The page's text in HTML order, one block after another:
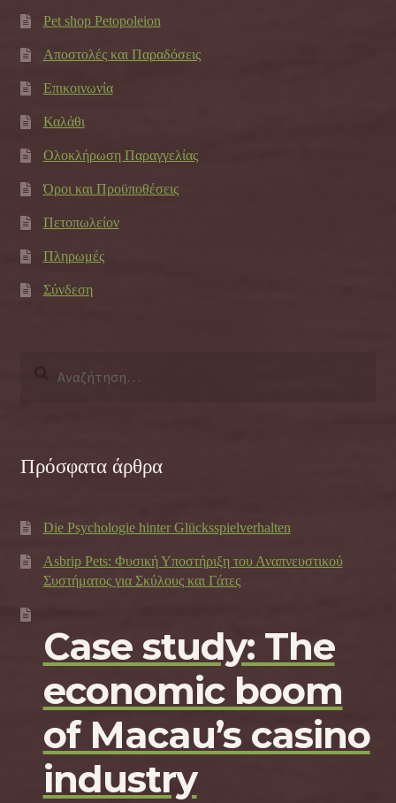
Pet shop Petopoleion
Αποστολές και Παραδόσεις
Επικοινωνία
Καλάθι
Ολοκλήρωση Παραγγελίας
Όροι και Προϋποθέσεις
Πετοπωλείον
Πληρωμές
Σύνδεση
Πρόσφατα άρθρα
Die Psychologie hinter Glücksspielverhalten
Asbrip Pets: Φυσική Υποστήριξη του Αναπνευστικού
Συστήματος για Σκύλους και Γάτες
Case study: The
economic boom
of Macau’s casino
industry